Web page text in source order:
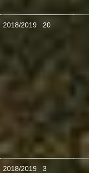
2018/2019 20
2018/2019 3